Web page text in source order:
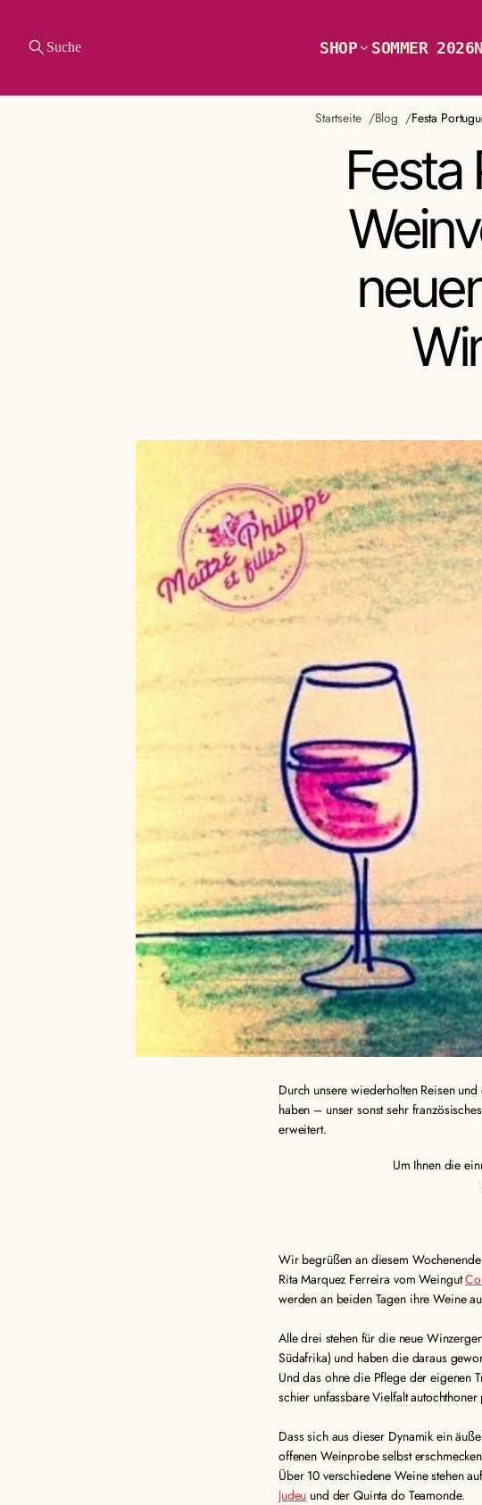
Suche SHOP SOMMER 2026
Startseite Blog Festa
Festa
Durch unsere wiederholten Reisen
haben – unser sonst sehr
erweitert.
Um Ihnen die
Wir begrüßen an diesem
Rita Marquez Ferreira vom Weingut
werden an beiden Tagen ihre Weine
Alle drei stehen für die neue
Südafrika) und haben die daraus
Und das ohne die Pflege der eigenen
schier unfassbare Vielfalt
Dass sich aus dieser Dynamik ein
offenen Weinprobe selbst
Über 10 verschiedene Weine stehen
Judeu und der Quinta do Teamonde.